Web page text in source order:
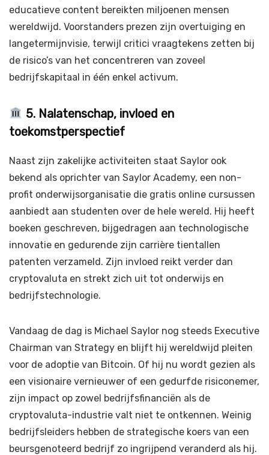
educatieve content bereikten miljoenen mensen
wereldwijd. Voorstanders prezen zijn overtuiging en
langetermijnvisie, terwijl critici vraagtekens zetten bij
de risico’s van het concentreren van zoveel
bedrijfskapitaal in één enkel activum.
5. Nalatenschap, invloed en
toekomstperspectief
Naast zijn zakelijke activiteiten staat Saylor ook
bekend als oprichter van Saylor Academy, een non-
profit onderwijsorganisatie die gratis online cursussen
aanbiedt aan studenten over de hele wereld. Hij heeft
boeken geschreven, bijgedragen aan technologische
innovatie en gedurende zijn carrière tientallen
patenten verzameld. Zijn invloed reikt verder dan
cryptovaluta en strekt zich uit tot onderwijs en
bedrijfstechnologie.
Vandaag de dag is Michael Saylor nog steeds Executive
Chairman van Strategy en blijft hij wereldwijd pleiten
voor de adoptie van Bitcoin. Of hij nu wordt gezien als
een visionaire vernieuwer of een gedurfde risiconemer,
zijn impact op zowel bedrijfsfinanciën als de
cryptovaluta-industrie valt niet te ontkennen. Weinig
bedrijfsleiders hebben de strategische koers van een
beursgenoteerd bedrijf zo ingrijpend veranderd als hij.